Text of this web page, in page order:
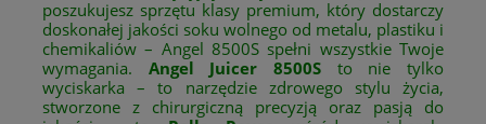
poszukujesz sprzętu klasy premium, który dostarczy
doskonałej jakości soku wolnego od metalu, plastiku i
chemikaliów – Angel 8500S spełni wszystkie Twoje
wymagania. Angel Juicer 8500S to nie tylko
wyciskarka – to narzędzie zdrowego stylu życia,
stworzone z chirurgiczną precyzją oraz pasją do